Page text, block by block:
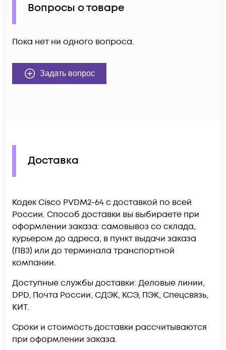
Вопросы о товаре
Пока нет ни одного вопроса.
Задать вопрос
Доставка
Кодек Cisco PVDM2-64 c доставкой по всей
России. Способ доставки вы выбираете при
оформлении заказа: самовывоз со склада,
курьером до адреса, в пункт выдачи заказа
(ПВЗ) или до терминала транспортной
компании.
Доступные службы доставки: Деловые линии,
DPD, Почта России, СДЭК, КСЭ, ПЭК, Спецсвязь,
КИТ.
Сроки и стоимость доставки рассчитываются
при оформлении заказа.